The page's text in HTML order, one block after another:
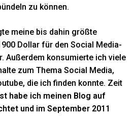
zu können.
meine bis dahin größte
Dollar für den Social Media-
Außerdem konsumierte ich viele
zum Thema Social Media,
die ich finden konnte. Zeit
habe ich meinen Blog auf
und im September 2011